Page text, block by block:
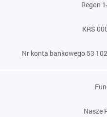
Regon
KRS
Nr konta bankowego 53
Nasze